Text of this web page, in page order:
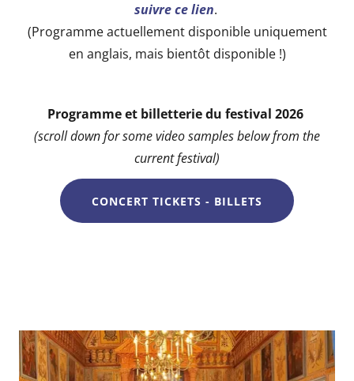
suivre ce lien.
(Programme actuellement disponible uniquement
en anglais, mais bientôt disponible !)
Programme et billetterie du festival 2026
(scroll down for some video samples below from the
current festival)
CONCERT TICKETS - BILLETS